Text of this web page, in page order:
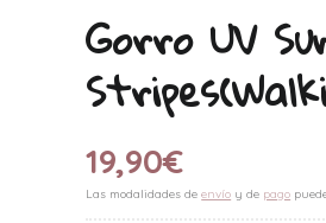
Gorro UV
Stripes
19,90€
Las modalidades deenvío y de pago